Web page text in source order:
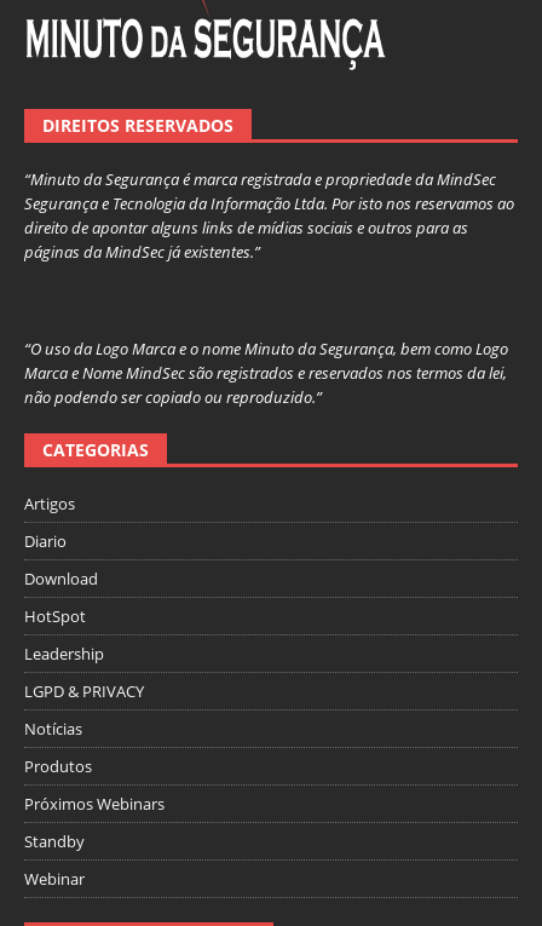
DIREITOS RESERVADOS
“Minuto da Segurança é marca registrada e propriedade da MindSec
Segurança e Tecnologia da Informação Ltda. Por isto nos reservamos ao
direito de apontar alguns links de mídias sociais e outros para as
páginas da MindSec já existentes.”
“O uso da Logo Marca e o nome Minuto da Segurança, bem como Logo
Marca e Nome MindSec são registrados e reservados nos termos da lei,
não podendo ser copiado ou reproduzido.”
CATEGORIAS
Artigos
Diario
Download
HotSpot
Leadership
LGPD & PRIVACY
Notícias
Produtos
Próximos Webinars
Standby
Webinar